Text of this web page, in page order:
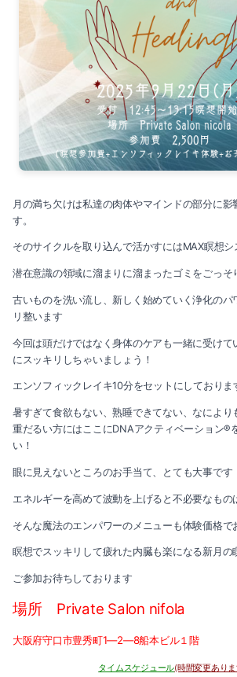
月の満ち欠けは私達の肉体やマインドの部分に影
す。
そのサイクルを取り込んで活かすにはMAX瞑想シ
潜在意識の領域に溜まりに溜まったゴミをごっそ
古いものを洗い流し、新しく始めていく浄化のパ
リ整います
今回は頭だけではなく身体のケアも一緒に受けて
にスッキリしちゃいましょう！
エンソフィックレイキ10分をセットにしておりま
暑すぎて食欲もない、熟睡できてない、なによ
重だるい方にはここにDNAアクティベーション®
い！
眼に見えないところのお手当て、とても大事です
エネルギーを高めて波動を上げると不必要なもの
そんな魔法のエンパワーのメニューも体験価格で
瞑想でスッキリして疲れた内臓も楽になる新月の
ご参加お待ちしております
場所 Private Salon nifola
大阪府守口市豊秀町1―2―8船本ビル１階
タイムスケジュール(時間変更ありま